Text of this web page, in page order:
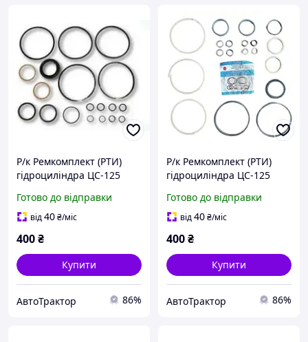
Р/к Ремкомплект (РТИ)
гідроциліндра ЦС-125
Готово до відправки
від40₴/міс
400₴
Купити
АвтоТрактор 86%
Р/к Ремкомплект (РТИ)
гідроциліндра ЦС-125
Готово до відправки
від40₴/міс
400₴
Купити
АвтоТрактор 86%